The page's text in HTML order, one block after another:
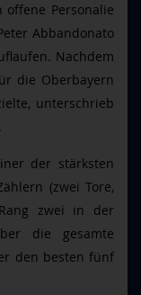
offene Personalie
Abbandonato
Nachdem
die Oberbayern
unterschrieb
der stärksten
(zwei Tore,
zwei in der
die gesamte
den besten fünf